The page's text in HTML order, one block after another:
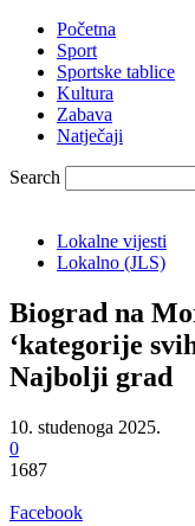
Početna
Sport
Sportske tablice
Kultura
Zabava
Natječaji
Search
Lokalne vijesti
Lokalno (JLS)
Biograd na
‘kategorije
Najbolji grad
10. studenoga 2025.
0
1687
Facebook